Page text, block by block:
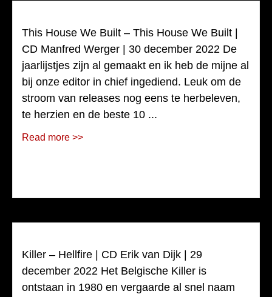
This House We Built – This House We Built |
CD Manfred Werger | 30 december 2022 De
jaarlijstjes zijn al gemaakt en ik heb de mijne al
bij onze editor in chief ingediend. Leuk om de
stroom van releases nog eens te herbeleven,
te herzien en de beste 10 ...
Read more >>
Killer – Hellfire | CD Erik van Dijk | 29
december 2022 Het Belgische Killer is
ontstaan in 1980 en vergaarde al snel naam